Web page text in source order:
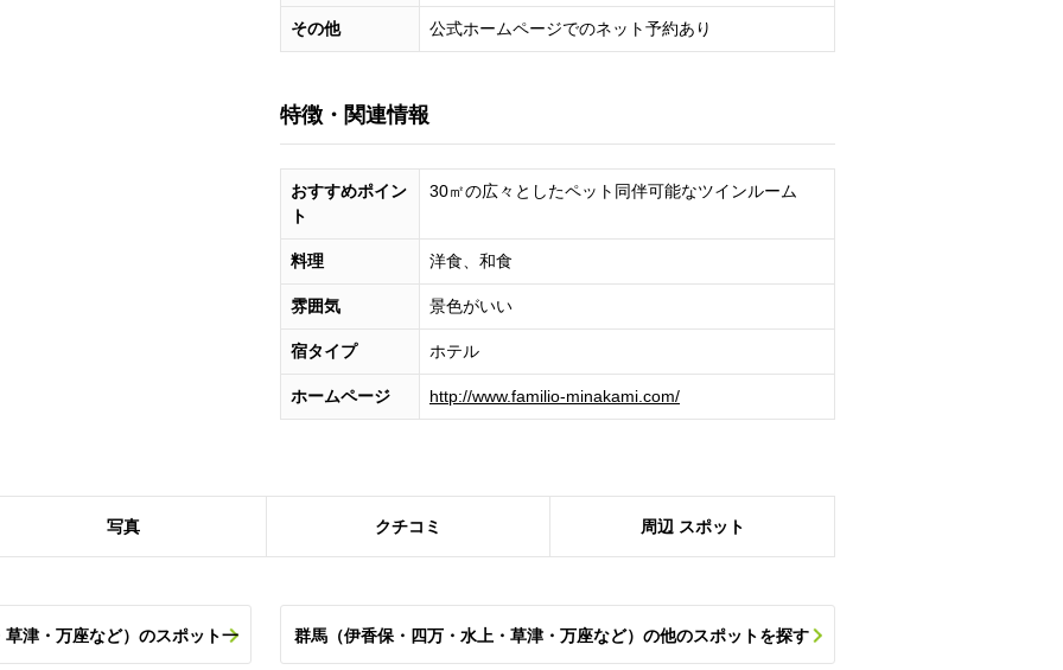
その他 公式ホームページでのネット予約あり
特徴・関連情報
おすすめポイン
ト
30㎡の広々としたペット同伴可能なツインルーム
料理 洋食、和食
雰囲気 景色がいい
宿タイプ ホテル
ホームページ http://www.familio-minakami.com/
写真 クチコミ 周辺 スポット
津・万座など）のスポット一 群馬（伊香保・四万・水上・草津・万座など）の他のスポットを探す